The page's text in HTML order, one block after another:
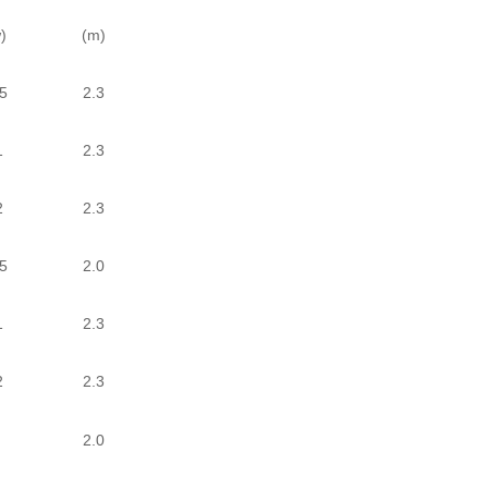
(m)
2.3
2.3
2.3
2.0
2.3
2.3
2.0